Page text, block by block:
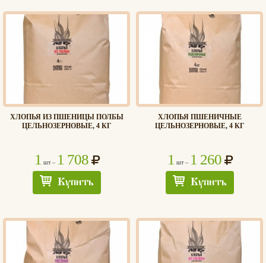
ХЛОПЬЯ ИЗ ПШЕНИЦЫ ПОЛБЫ
ЦЕЛЬНОЗЕРНОВЫЕ, 4 КГ
1 шт – 1 708
Купить
ХЛОПЬЯ ПШЕНИЧНЫЕ
ЦЕЛЬНОЗЕРНОВЫЕ, 4 КГ
1 шт – 1 260
Купить